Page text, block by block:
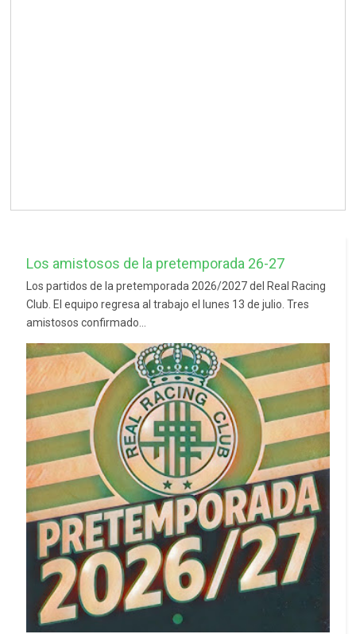
Los amistosos de la pretemporada 26-27
Los partidos de la pretemporada 2026/2027 del Real Racing
Club. El equipo regresa al trabajo el lunes 13 de julio. Tres
amistosos confirmado...